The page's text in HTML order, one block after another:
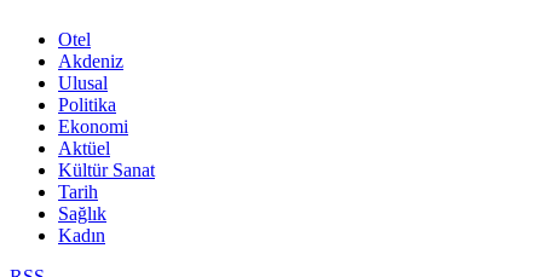
Otel
Akdeniz
Ulusal
Politika
Ekonomi
Aktüel
Kültür Sanat
Tarih
Sağlık
Kadın